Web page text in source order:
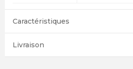
Caractéristiques
Livraison